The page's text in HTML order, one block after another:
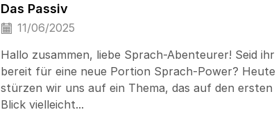
Das Passiv
11/06/2025
Hallo zusammen, liebe Sprach-Abenteurer! Seid ihr
bereit für eine neue Portion Sprach-Power? Heute
stürzen wir uns auf ein Thema, das auf den ersten
Blick vielleicht...